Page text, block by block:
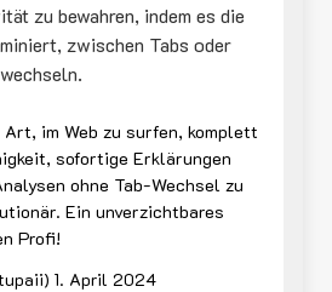
zu bewahren, indem es die
zwischen Tabs oder
im Web zu surfen, komplett
sofortige Erklärungen
ohne Tab-Wechsel zu
Ein unverzichtbares
Profi!
1. April 2024